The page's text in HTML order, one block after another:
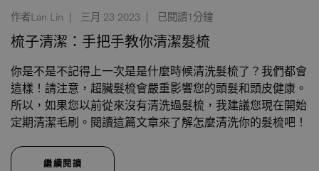
作者Lan Lin 三月 23 2023 已閱讀1分鐘
梳子清潔：手把手教你清潔髮梳
你是不是不記得上一次是是什麼時候清洗髮梳了？我們都會
這樣！請注意，超臟髮梳會嚴重影響您的頭髮和頭皮健康。
所以，如果您以前從來沒有清洗過髮梳，我建議您現在開始
定期清潔毛刷。閱讀這篇文章來了解怎麼清洗你的髮梳吧！
繼續閱讀